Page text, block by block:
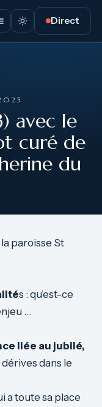
Direct
avec le
curé de
du
paroisse St
s : qu’est-ce
…
liée au jubilé,
dans le
a toute sa place